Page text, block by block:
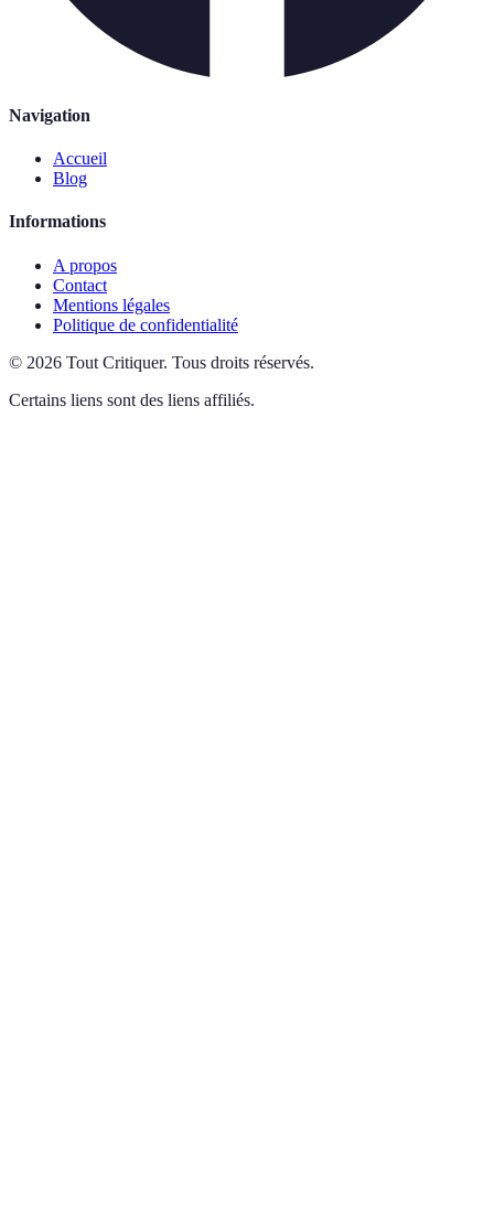
Navigation
Accueil
Blog
Informations
A propos
Contact
Mentions légales
Politique de confidentialité
© 2026 Tout Critiquer. Tous droits réservés.
Certains liens sont des liens affiliés.